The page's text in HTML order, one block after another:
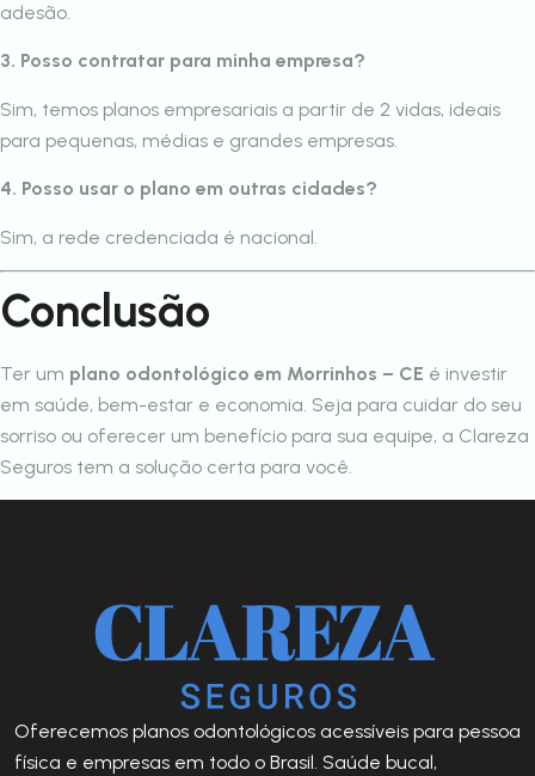
adesão.
3. Posso contratar para minha empresa?
Sim, temos planos empresariais a partir de 2 vidas, ideais
para pequenas, médias e grandes empresas.
4. Posso usar o plano em outras cidades?
Sim, a rede credenciada é nacional.
Conclusão
Ter um plano odontológico em Morrinhos – CE é investir
em saúde, bem-estar e economia. Seja para cuidar do seu
sorriso ou oferecer um benefício para sua equipe, a Clareza
Seguros tem a solução certa para você.
Oferecemos planos odontológicos acessíveis para pessoa
física e empresas em todo o Brasil. Saúde bucal,